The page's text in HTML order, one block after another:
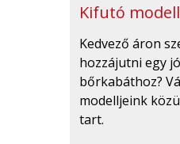
Kifutó
Kedvező áron
hozzájutni egy
bőrkabáthoz?
modelljeink
tart.